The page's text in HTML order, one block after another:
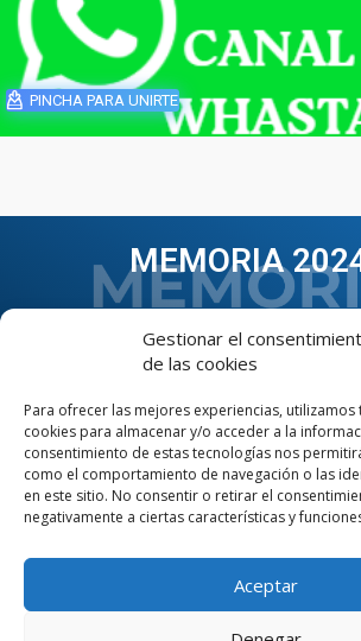
Gestionar el
de las cookies
Para ofrecer las mejores experiencias,
cookies para almacenar y/o acceder a la
consentimiento de estas tecnologías nos
como el comportamiento de navegación o las
en este sitio. No consentir o retirar el
negativamente a ciertas características y
Aceptar
PINCHA PARA UNIRTE
MEMORIA
VER TODAS LAS MEMORIAS